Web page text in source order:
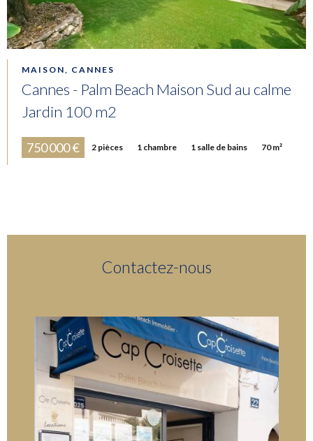
MAISON, CANNES
Cannes - Palm Beach Maison Sud au calme
Jardin 100 m2
750 000 € 2 pièces 1 chambre 1 salle de bains 70 m²
Contactez-nous